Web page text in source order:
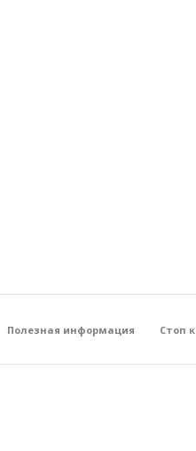
Полезная информация Стоп